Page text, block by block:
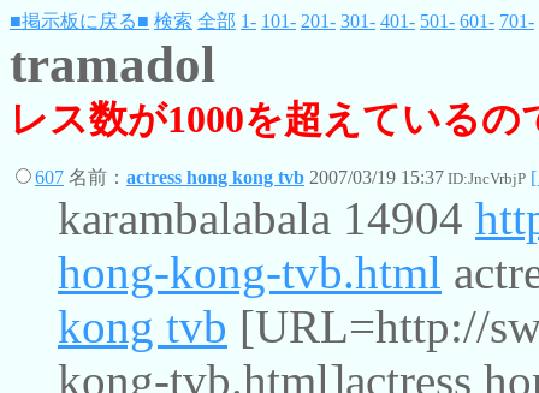
■掲示板に戻る■ 検索 全部 1- 101- 201- 301- 401- 501- 601- 701-
tramadol
レス数が1000を超えている
607 名前： actress hong kong tvb 2007/03/19 15:37 ID:JncVrbjP
karambalabala 14904
hong-kong-tvb.html
kong tvb [URL=http://
kong-tvb.html]actress